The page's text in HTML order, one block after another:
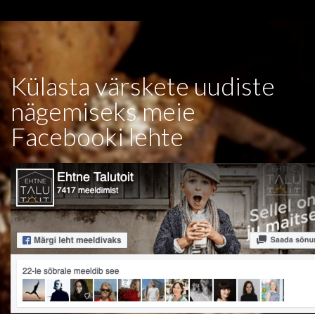
Külasta värskete uudiste
nägemiseks meie
Facebooki lehte